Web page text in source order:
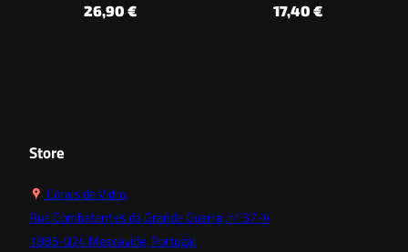
26,90 € 17,40€
Store
Corais de Vidro,
Rua Combatentes da Grande Guerra, nº 37-A
1885-024 Moscavide, Portugal